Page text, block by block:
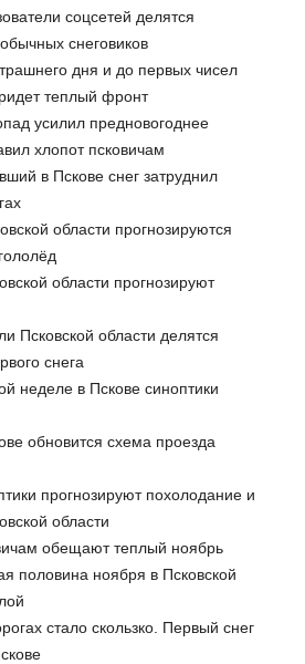
соцсетей делятся
снеговиков
дня и до первых чисел
теплый фронт
усилил предновогоднее
хлопот псковичам
в Пскове снег затруднил
области прогнозируются
области прогнозируют
Псковской области делятся
снега
неделе в Пскове синоптики
обновится схема проезда
прогнозируют похолодание и
области
обещают теплый ноябрь
половина ноября в Псковской
стало скользко. Первый снег